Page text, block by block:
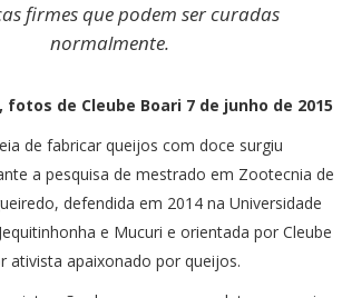
firmes que podem ser curadas
normalmente.
, fotos de Cleube Boari 7 de junho de 2015
de fabricar queijos com doce surgiu
a pesquisa de mestrado em Zootecnia de
defendida em 2014 na Universidade
e Mucuri e orientada por Cleube
ativista apaixonado por queijos.